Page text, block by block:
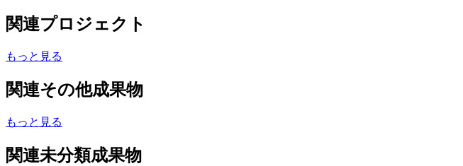
関連プロジェクト
もっと見る
関連その他成果物
もっと見る
関連未分類成果物